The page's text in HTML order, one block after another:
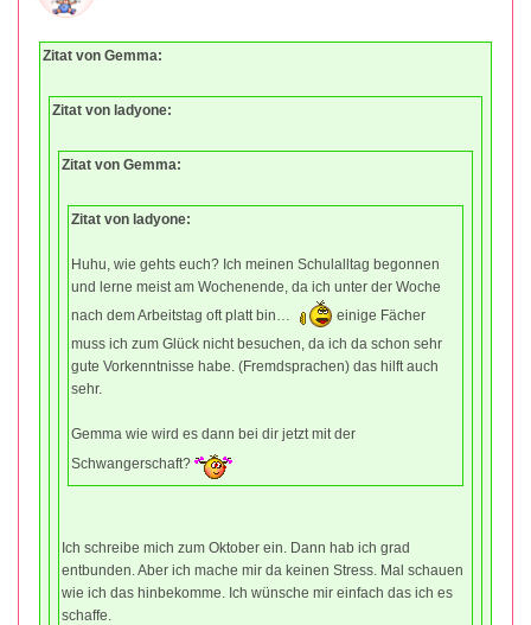
Zitat von Gemma:
Zitat von ladyone:
Zitat von Gemma:
Zitat von ladyone:
Huhu, wie gehts euch? Ich meinen Schulalltag begonnen
und lerne meist am Wochenende, da ich unter der Woche
nach dem Arbeitstag oft platt bin…
einige Fächer
muss ich zum Glück nicht besuchen, da ich da schon sehr
gute Vorkenntnisse habe. (Fremdsprachen) das hilft auch
sehr.
Gemma wie wird es dann bei dir jetzt mit der
Schwangerschaft?
Ich schreibe mich zum Oktober ein. Dann hab ich grad
entbunden. Aber ich mache mir da keinen Stress. Mal schauen
wie ich das hinbekomme. Ich wünsche mir einfach das ich es
schaffe.